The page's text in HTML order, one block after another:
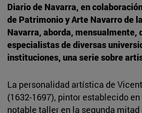
Diario de Navarra, en
de Patrimonio y Arte Navarro de
Navarra, aborda, mensualmente,
especialistas de diversas
instituciones, una serie sobre
La personalidad artística de
(1632-1697), pintor establecido
notable taller en la segunda mitad